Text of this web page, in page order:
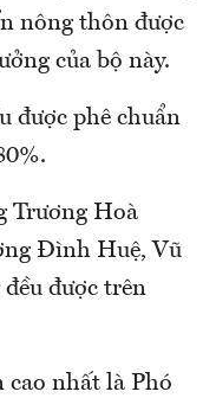
nông thôn được
của bộ này.
được phê chuẩn
Trương Hoà
Đình Huệ, Vũ
được trên
cao nhất là Phó